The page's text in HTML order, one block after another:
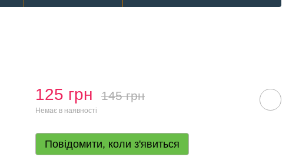
125 грн 145 грн
Немає в наявності
Повідомити, коли з'явиться